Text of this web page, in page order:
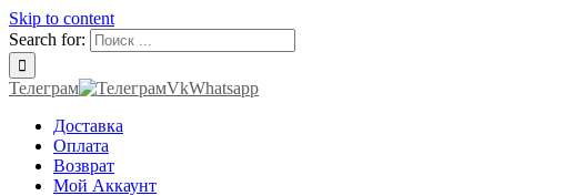
Skip to content
Search for:
Телеграм VkWhatsapp
Доставка
Оплата
Возврат
Мой Аккаунт